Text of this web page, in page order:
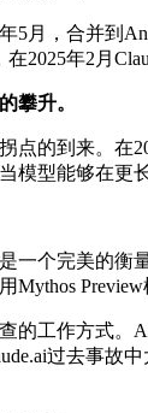
5月，合并到
2025年2月
攀升。
点的到来。在
模型能够在更
一个完美的
Mythos
的工作方式。
过去事故